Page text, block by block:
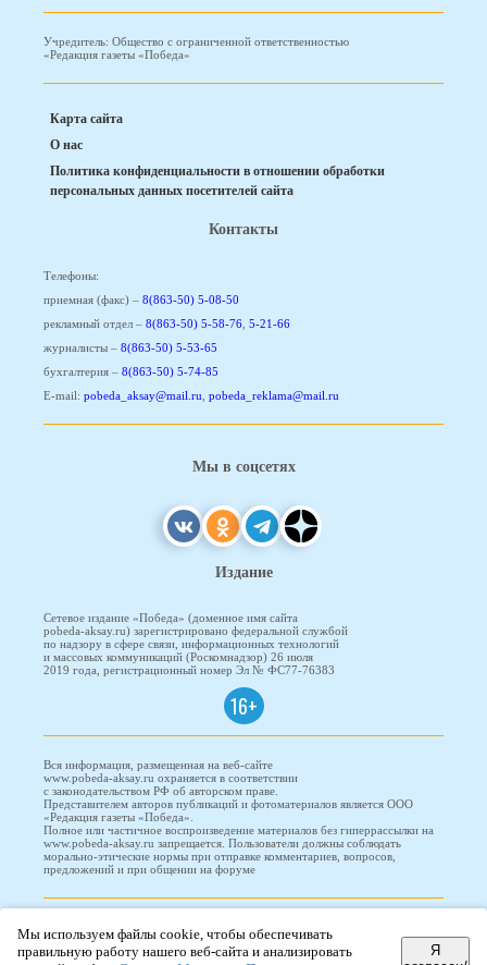
Учредитель: Общество с ограниченной ответственностью
«Редакция газеты «Победа»
Карта сайта
О нас
Политика конфиденциальности в отношении обработки
персональных данных посетителей сайта
Контакты
Телефоны:
приемная (факс) – 8(863-50) 5-08-50
рекламный отдел – 8(863-50) 5-58-76 5-21-66
журналисты – 8(863-50) 5-53-65
бухгалтерия – 8(863-50) 5-74-85
E-mail: pobeda_aksay@mail.ru pobeda_reklama@mail.ru
Мы в соцсетях
Издание
Сетевое издание «Победа» (доменное имя сайта
pobeda-aksay.ru) зарегистрировано федеральной службой
по надзору в сфере связи, информационных технологий
и массовых коммуникаций (Роскомнадзор) 26 июля
2019 года, регистрационный номер Эл № ФС77-76383
16+
Вся информация, размещенная на веб-сайте
www.pobeda-aksay.ru охраняется в соответствии
с законодательством РФ об авторском праве.
Представителем авторов публикаций и фотоматериалов является ООО
«Редакция газеты «Победа».
Полное или частичное воспроизведение материалов без гиперрассылки на
www.pobeda-aksay.ru запрещается. Пользователи должны соблюдать
морально-этические нормы при отправке комментариев, вопросов,
предложений и при общении на форуме
Мы используем файлы cookie, чтобы обеспечивать
правильную работу нашего веб-сайта и анализировать
Я